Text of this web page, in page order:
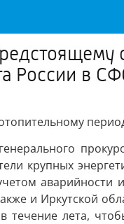
России в
крупных
и Иркутской
лета,